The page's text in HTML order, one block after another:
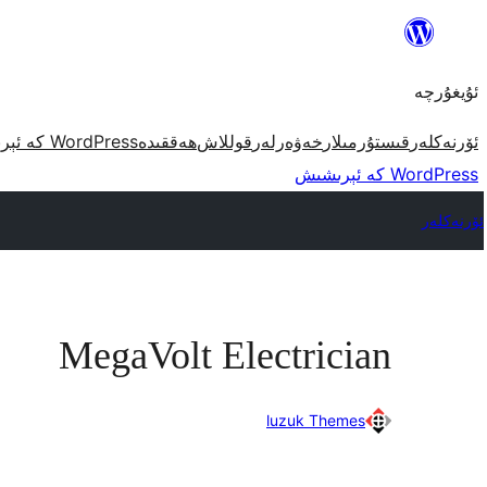
مەزمۇنغا
ئۇيغۇرچە
ئۆرنەكلەر قىستۇرمىلار خەۋەرلەر قوللاشھەققىدەWordPress كە ئېرىشىش
WordPress كە ئېرىشىش
ئۆرنەكلەر
MegaVolt Electrician
luzuk Themes